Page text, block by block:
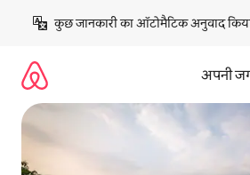
छोड़कर
कॉन्टेंट
कुछ जानकारी का ऑटोमैटिक अनुवाद
अपनी